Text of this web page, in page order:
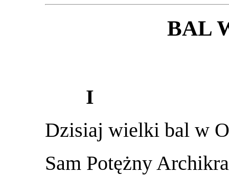
BAL
I
Dzisiaj wielki bal w
Sam Potężny